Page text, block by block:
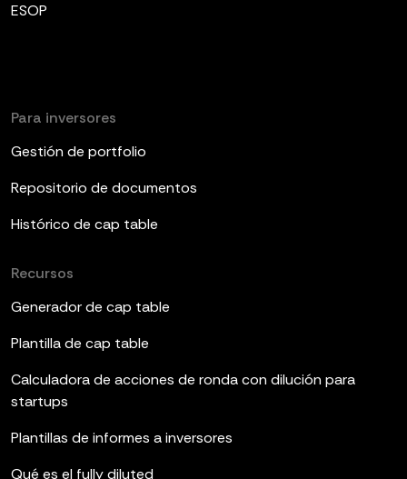
ESOP
Para inversores
Gestión de portfolio
Repositorio de documentos
Histórico de cap table
Recursos
Generador de cap table
Plantilla de cap table
Calculadora de acciones de ronda con dilución para
startups
Plantillas de informes a inversores
Qué es el fully diluted